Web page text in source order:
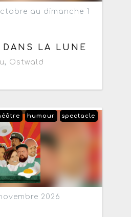
au dimanche 1
DANS LA LUNE
, Ostwald
spectacle
humour
2026